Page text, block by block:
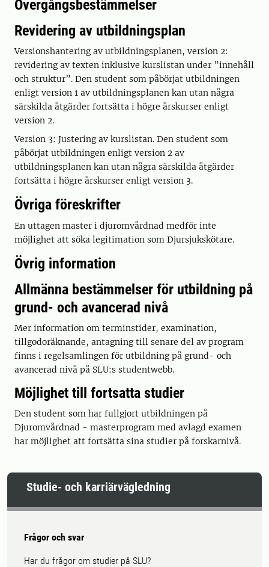
Övergångsbestämmelser
Revidering av utbildningsplan
Versionshantering av utbildningsplanen, version 2:
revidering av texten inklusive kurslistan under ”innehåll
och struktur”. Den student som påbörjat utbildningen
enligt version 1 av utbildningsplanen kan utan några
särskilda åtgärder fortsätta i högre årskurser enligt
version 2.
Version 3: Justering av kurslistan. Den student som
påbörjat utbildningen enligt version 2 av
utbildningsplanen kan utan några särskilda åtgärder
fortsätta i högre årskurser enligt version 3.
Övriga föreskrifter
En uttagen master i djuromvårdnad medför inte
möjlighet att söka legitimation som Djursjukskötare.
Övrig information
Allmänna bestämmelser för utbildning på
grund- och avancerad nivå
Mer information om terminstider, examination,
tillgodoräknande, antagning till senare del av program
finns i regelsamlingen för utbildning på grund- och
avancerad nivå på SLU:s studentwebb.
Möjlighet till fortsatta studier
Den student som har fullgjort utbildningen på
Djuromvårdnad - masterprogram med avlagd examen
har möjlighet att fortsätta sina studier på forskarnivå.
Studie- och karriärvägledning
Frågor och svar
Har du frågor om studier på SLU?